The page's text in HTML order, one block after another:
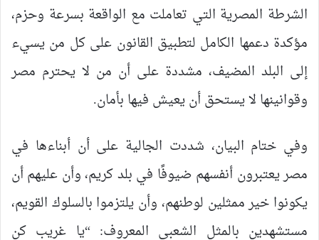
الشرطة المصرية التي تعاملت مع الواقعة بسرعة وحزم،
مؤكدة دعمها الكامل لتطبيق القانون على كل من يسيء
إلى البلد المضيف، مشددة على أن من لا يحترم مصر
وقوانينها لا يستحق أن يعيش فيها بأمان.
وفي ختام البيان، شددت الجالية على أن أبناءها في
مصر يعتبرون أنفسهم ضيوفًا في بلد كريم، وأن عليهم أن
يكونوا خير ممثلين لوطنهم، وأن يلتزموا بالسلوك القويم،
مستشهدين بالمثل الشعبي المعروف: “يا غريب كن